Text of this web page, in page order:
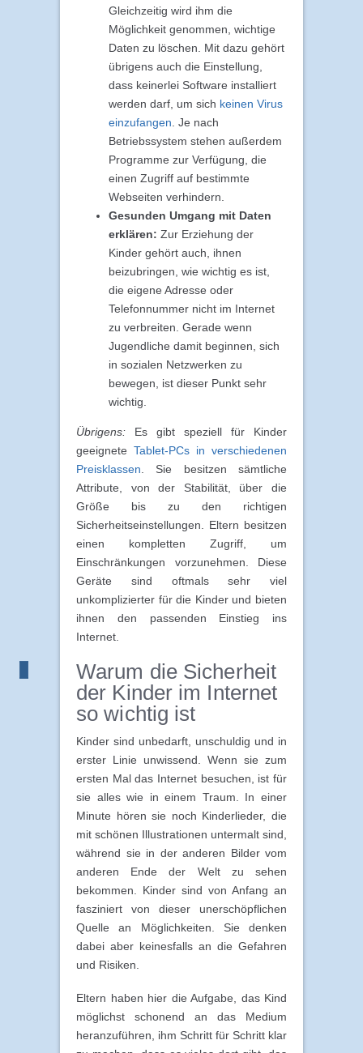
Gleichzeitig wird ihm die
Möglichkeit genommen, wichtige
Daten zu löschen. Mit dazu gehört
übrigens auch die Einstellung,
dass keinerlei Software installiert
werden darf, um sich keinen Virus
einzufangen . Je nach
Betriebssystem stehen außerdem
Programme zur Verfügung, die
einen Zugriff auf bestimmte
Webseiten verhindern.
Gesunden Umgang mit Daten
erklären: Zur Erziehung der
Kinder gehört auch, ihnen
beizubringen, wie wichtig es ist,
die eigene Adresse oder
Telefonnummer nicht im Internet
zu verbreiten. Gerade wenn
Jugendliche damit beginnen, sich
in sozialen Netzwerken zu
bewegen, ist dieser Punkt sehr
wichtig.
Übrigens: Es gibt speziell für Kinder
geeignete Tablet-PCs in verschiedenen
Preisklassen . Sie besitzen sämtliche
Attribute, von der Stabilität, über die
Größe bis zu den richtigen
Sicherheitseinstellungen. Eltern besitzen
einen kompletten Zugriff, um
Einschränkungen vorzunehmen. Diese
Geräte sind oftmals sehr viel
unkomplizierter für die Kinder und bieten
ihnen den passenden Einstieg ins
Internet.
Warum die Sicherheit
der Kinder im Internet
so wichtig ist
Kinder sind unbedarft, unschuldig und in
erster Linie unwissend. Wenn sie zum
ersten Mal das Internet besuchen, ist für
sie alles wie in einem Traum. In einer
Minute hören sie noch Kinderlieder, die
mit schönen Illustrationen untermalt sind,
während sie in der anderen Bilder vom
anderen Ende der Welt zu sehen
bekommen. Kinder sind von Anfang an
fasziniert von dieser unerschöpflichen
Quelle an Möglichkeiten. Sie denken
dabei aber keinesfalls an die Gefahren
und Risiken.
Eltern haben hier die Aufgabe, das Kind
möglichst schonend an das Medium
heranzuführen, ihm Schritt für Schritt klar